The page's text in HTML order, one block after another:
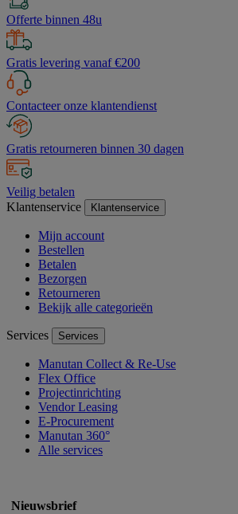
Offerte binnen 48u
Gratis levering vanaf €200
Contacteer onze klantendienst
Gratis retourneren binnen 30 dagen
Veilig betalen
Klantenservice
Klantenservice
Mijn account
Bestellen
Betalen
Bezorgen
Retourneren
Bekijk alle categorieën
Services Services
Manutan Collect & Re-Use
Flex Office
Projectinrichting
Vendor Leasing
E-Procurement
Manutan 360°
Alle services
Nieuwsbrief